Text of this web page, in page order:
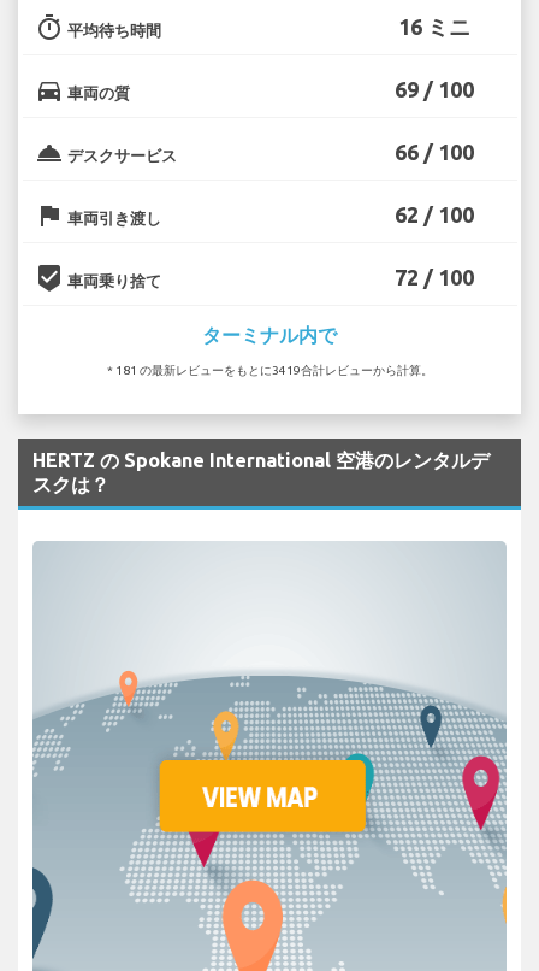
timer 平均待ち時間 16 ミニ
directions_car 車両の質 69 / 100
room_service デスクサービス 66 / 100
flag 車両引き渡し 62 / 100
beenhere 車両乗り捨て 72 / 100
ターミナル内で
* 181 の最新レビューをもとに3419合計レビューから計算。
HERTZ の Spokane International 空港のレンタルデ
スクは？